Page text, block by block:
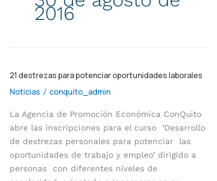
2016
21 destrezas para potenciar oportunidades laborales
Noticias / conquito_admin
La Agencia de Promoción Económica ConQuito
abre las inscripciones para el curso ‘Desarrollo
de destrezas personales para potenciar las
oportunidades de trabajo y empleo’ dirigido a
personas con diferentes niveles de
21
destrezas
potenciar
oportunidades
laborales